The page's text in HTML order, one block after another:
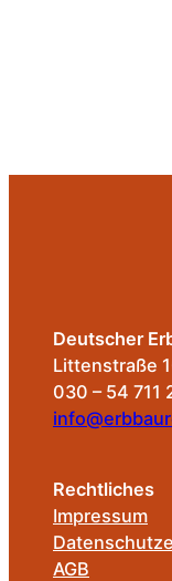
Deutscher
Littenstraße
030 – 54 711
Rechtliches
Impressum
AGB